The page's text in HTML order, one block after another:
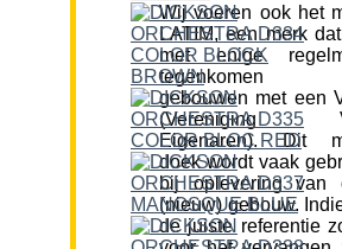
Wij voeren ook het
LATIM, een merk
met enige
tegenkomen
gebouwen met een
(Vereniging
Eigenaren). Dit
doek wordt vaak
bij oplevering van
(nieuw) gebouw.
de juiste referentie